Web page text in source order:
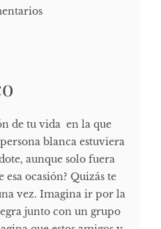
de tu vida en la que
blanca estuviera
aunque solo fuera
esa ocasión? Quizás te
vez. Imagina ir por la
junto con un grupo